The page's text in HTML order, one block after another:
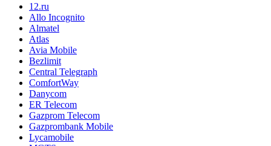
12.ru
Allo Incognito
Almatel
Atlas
Avia Mobile
Bezlimit
Central Telegraph
ComfortWay
Danycom
ER Telecom
Gazprom Telecom
Gazprombank Mobile
Lycamobile